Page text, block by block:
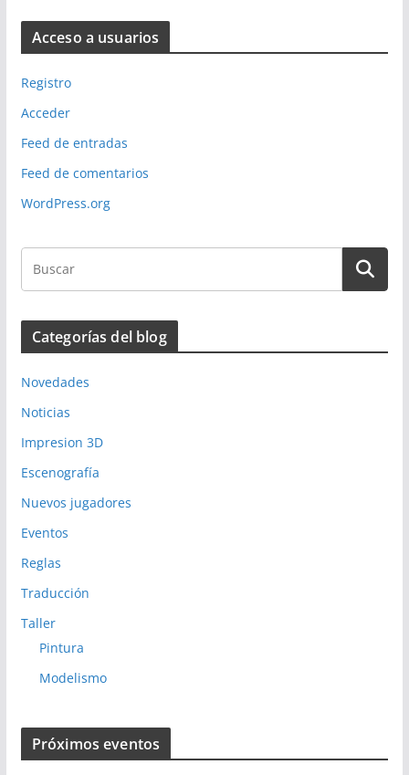
Acceso a usuarios
Registro
Acceder
Feed de entradas
Feed de comentarios
WordPress.org
Categorías del blog
Novedades
Noticias
Impresion 3D
Escenografía
Nuevos jugadores
Eventos
Reglas
Traducción
Taller
Pintura
Modelismo
Próximos eventos